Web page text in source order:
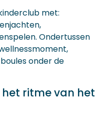
met:
Ondertussen
onder de
ritme van het